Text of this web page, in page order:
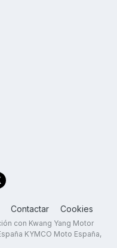
Contactar Cookies
con Kwang Yang Motor
KYMCO Moto España,